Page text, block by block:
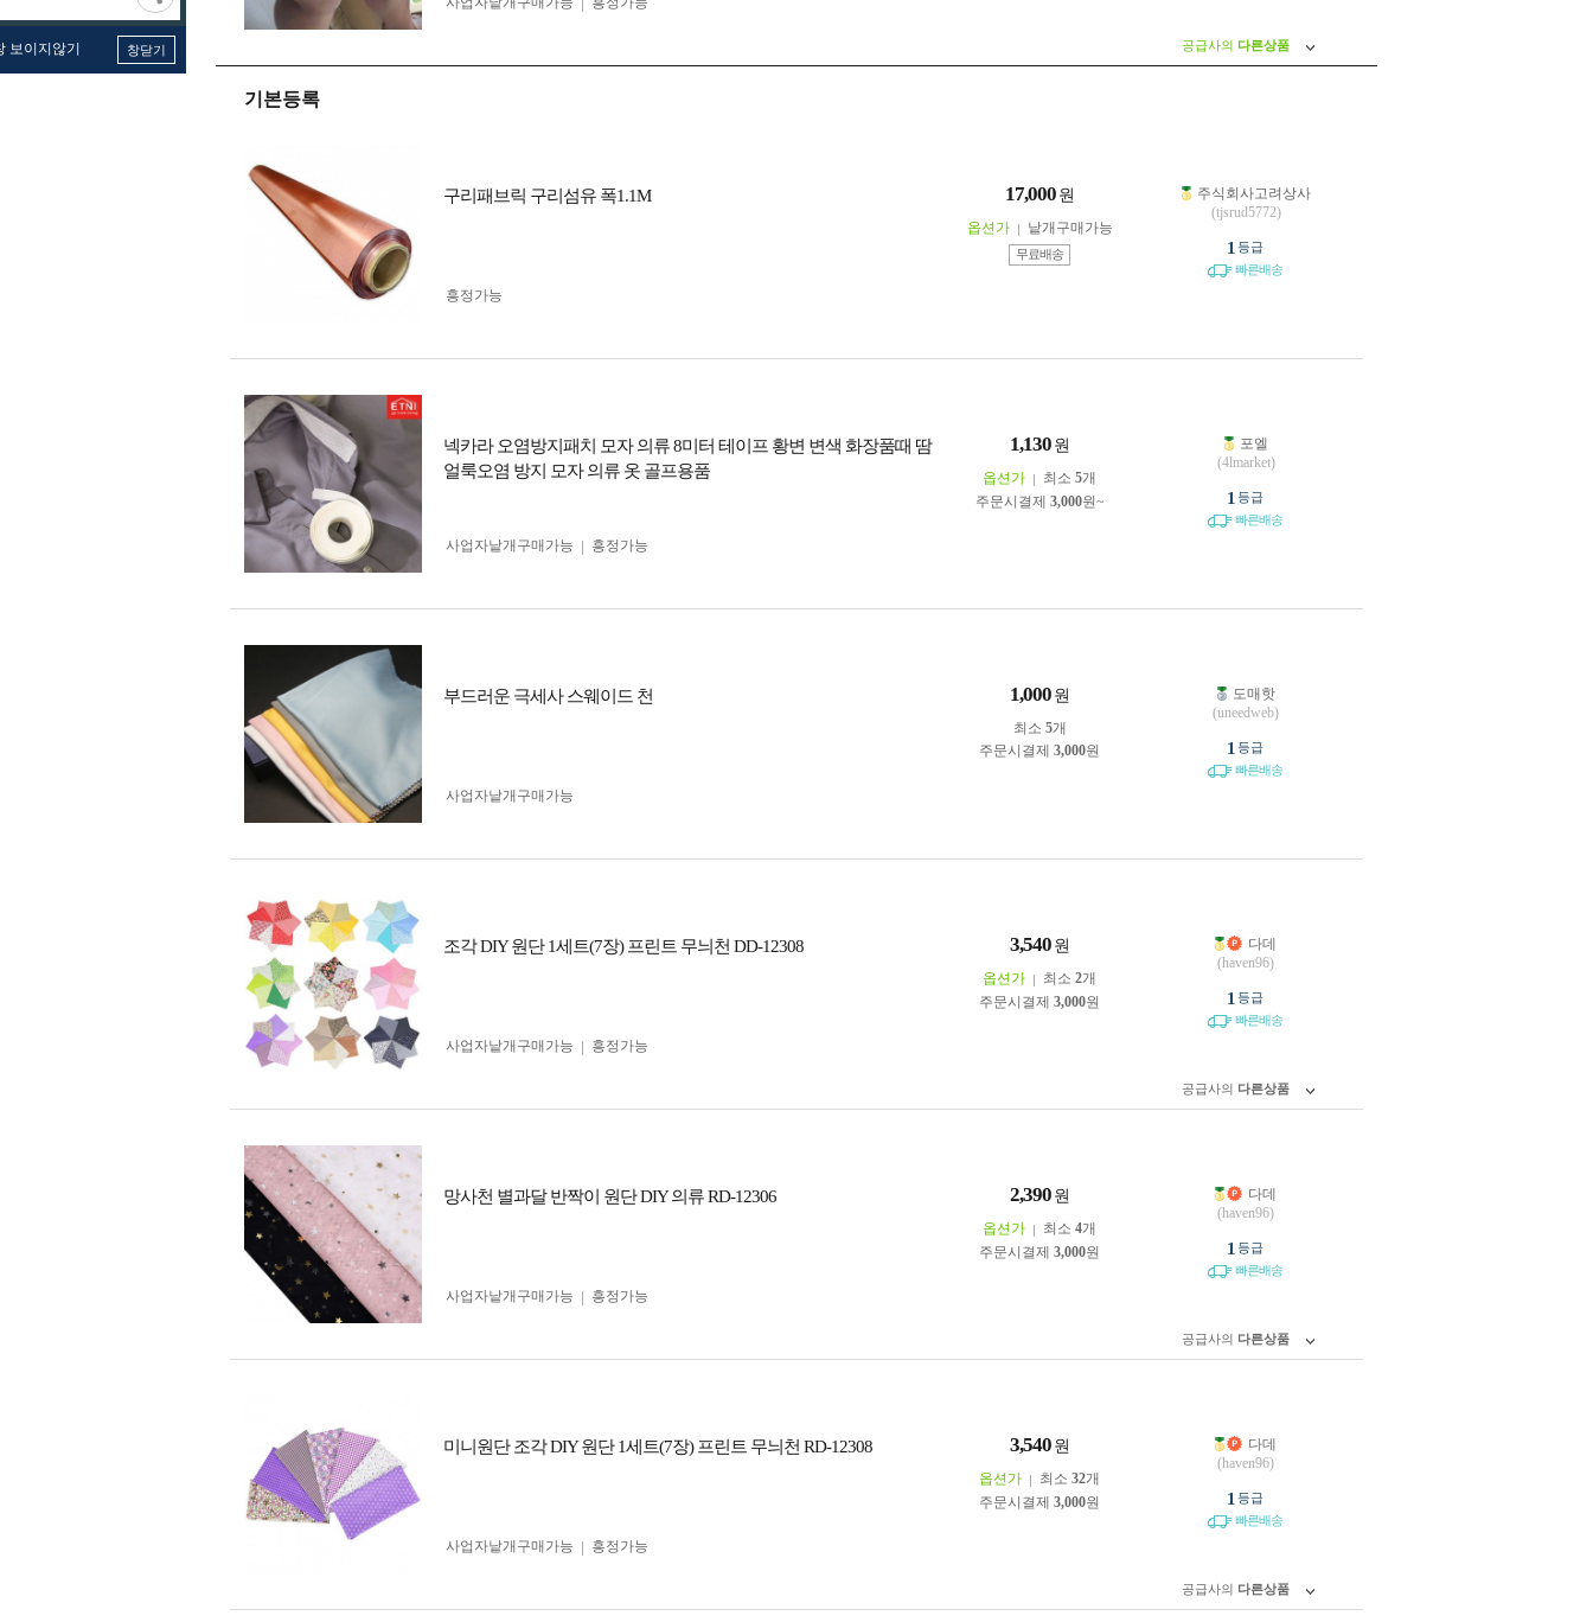
보이지않기 창닫기 공급사의 다른상품
기본등록
구리패브릭 구리섬유 폭1.1M 17,000 원
옵션가 낱개구매가능
무료배송
흥정가능
주식회사고려상사
(tjsrud5772)
1 등급
빠른배송
넥카라 오염방지패치 모자 의류 8미터 테이프 황변 변색 화장품때 땀
얼룩오염 방지 모자 의류 옷 골프용품
1,130 원
옵션가 최소 5개
주문시결제 3,000원~
사업자 낱개구매가능 흥정가능
포엘
(4lmarket)
1 등급
빠른배송
부드러운 극세사 스웨이드 천 1,000 원
최소 5개
주문시결제 3,000원
사업자 낱개구매가능
도매핫
(uneedweb)
1 등급
빠른배송
조각 DIY 원단 1세트(7장) 프린트 무늬천 DD-12308 3,540 원
옵션가 최소 2개
주문시결제 3,000원
사업자 낱개구매가능 흥정가능
다데
(haven96)
1 등급
빠른배송
공급사의 다른상품
망사천 별과달 반짝이 원단 DIY 의류 RD-12306 2,390 원
옵션가 최소 4개
주문시결제 3,000원
사업자 낱개구매가능 흥정가능
다데
(haven96)
1 등급
빠른배송
공급사의 다른상품
미니원단 조각 DIY 원단 1세트(7장) 프린트 무늬천 RD-12308 3,540 원
옵션가 최소 32개
주문시결제 3,000원
사업자 낱개구매가능 흥정가능
다데
(haven96)
1 등급
빠른배송
공급사의 다른상품